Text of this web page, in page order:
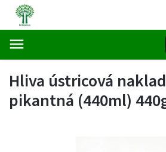
Hliva ústricová
pikantná (440ml)